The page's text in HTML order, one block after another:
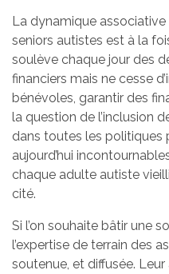
La dynamique
seniors autistes est à la
soulève chaque jour des
financiers mais ne cesse
bénévoles, garantir des
la question de l’inclusion
dans toutes les politiques
aujourd’hui
chaque adulte autiste
cité.
Si l’on souhaite bâtir une
l’expertise de terrain des
soutenue, et diffusée.